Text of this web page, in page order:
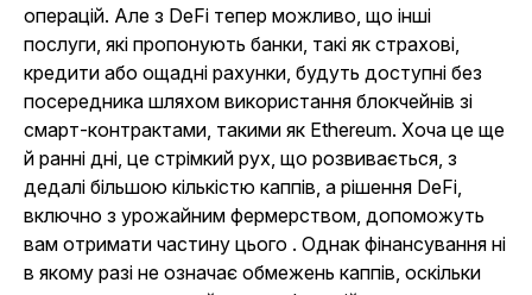
операцій. Але з DeFi тепер можливо, що інші
послуги, які пропонують банки, такі як страхові,
кредити або ощадні рахунки, будуть доступні без
посередника шляхом використання блокчейнів зі
смарт-контрактами, такими як Ethereum. Хоча це ще
й ранні дні, це стрімкий рух, що розвивається, з
дедалі більшою кількістю каппів, а рішення DeFi,
включно з урожайним фермерством, допоможуть
вам отримати частину цього . Однак фінансування ні
в якому разі не означає обмежень каппів, оскільки